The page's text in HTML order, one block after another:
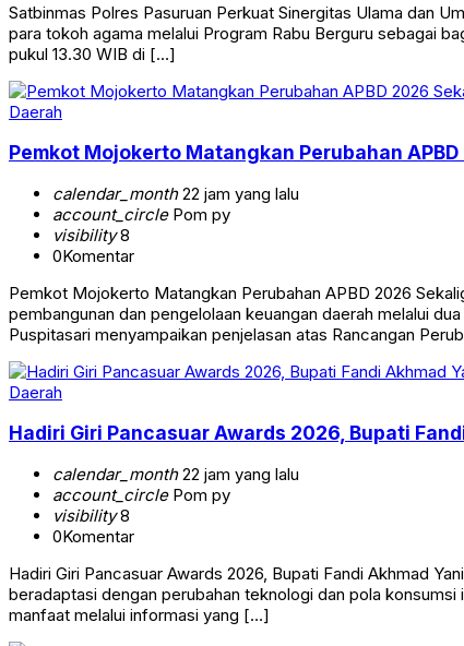
Satbinmas Polres Pasuruan Perkuat Sinergitas Ulama dan
para tokoh agama melalui Program Rabu Berguru sebagai
pukul 13.30 WIB di […]
Daerah
Pemkot Mojokerto Matangkan Perubahan
calendar_month22 jam yang lalu
account_circlePom py
visibility8
0Komentar
Pemkot Mojokerto Matangkan Perubahan APBD 2026
pembangunan dan pengelolaan keuangan daerah melalui
Puspitasari menyampaikan penjelasan atas Rancangan
Daerah
Hadiri Giri Pancasuar Awards 2026, Bupati
calendar_month22 jam yang lalu
account_circlePom py
visibility8
0Komentar
Hadiri Giri Pancasuar Awards 2026, Bupati Fandi Akhmad
beradaptasi dengan perubahan teknologi dan pola
manfaat melalui informasi yang […]